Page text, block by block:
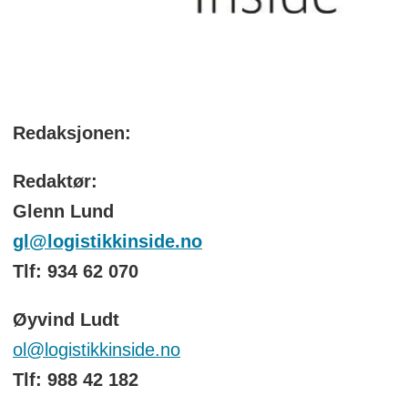
Redaksjonen:
Redaktør:
Glenn Lund
gl@logistikkinside.no
Tlf: 934 62 070
Øyvind Ludt
ol@logistikkinside.no
Tlf: 988 42 182